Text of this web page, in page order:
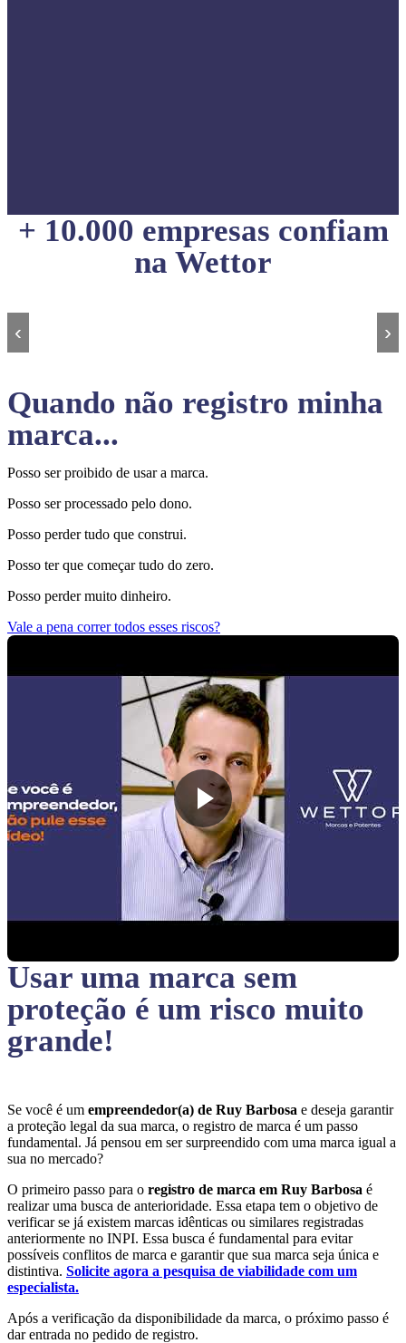
+ 10.000 empresas confiam
na Wettor
‹ ›
Quando não registro minha
marca...
Posso ser proibido de usar a marca.
Posso ser processado pelo dono.
Posso perder tudo que construi.
Posso ter que começar tudo do zero.
Posso perder muito dinheiro.
Vale a pena correr todos esses riscos?
Usar uma marca sem
proteção é um risco muito
grande!
Se você é um empreendedor(a) de Ruy Barbosa e deseja garantir
a proteção legal da sua marca, o registro de marca é um passo
fundamental. Já pensou em ser surpreendido com uma marca igual a
sua no mercado?
O primeiro passo para o registro de marca em Ruy Barbosa é
realizar uma busca de anterioridade. Essa etapa tem o objetivo de
verificar se já existem marcas idênticas ou similares registradas
anteriormente no INPI. Essa busca é fundamental para evitar
possíveis conflitos de marca e garantir que sua marca seja única e
distintiva. Solicite agora a pesquisa de viabilidade com um
especialista.
Após a verificação da disponibilidade da marca, o próximo passo é
dar entrada no pedido de registro.